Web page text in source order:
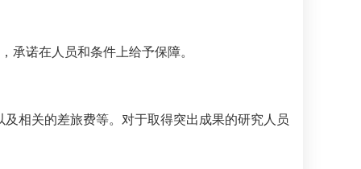
承诺在人员和条件上给予保障。
相关的差旅费等。对于取得突出成果的研究人员